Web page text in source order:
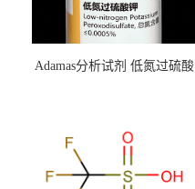
Adamas分析试剂 低氮过硫酸
（泰坦现货供应）